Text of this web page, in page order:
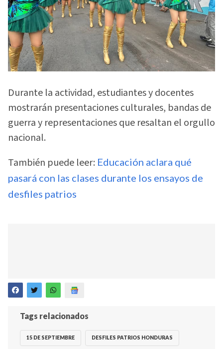
Durante la actividad, estudiantes y docentes
mostrarán presentaciones culturales, bandas de
guerra y representaciones que resaltan el orgullo
nacional.
También puede leer: Educación aclara qué
pasará con las clases durante los ensayos de
desfiles patrios
Tags relacionados
15 DE SEPTIEMBRE DESFILES PATRIOS HONDURAS